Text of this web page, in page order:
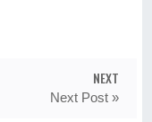
NEXT
Next Post »